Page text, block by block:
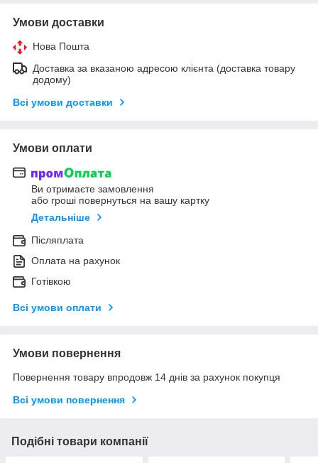
Умови доставки
Нова Пошта
Доставка за вказаною адресою клієнта (доставка товару
додому)
Всі умови доставки
Умови оплати
Ви отримаєте замовлення
або гроші повернуться на вашу картку
Детальніше
Післяплата
Оплата на рахунок
Готівкою
Всі умови оплати
Умови повернення
Повернення товару впродовж 14 днів за рахунок покупця
Всі умови повернення
Подібні товари компанії